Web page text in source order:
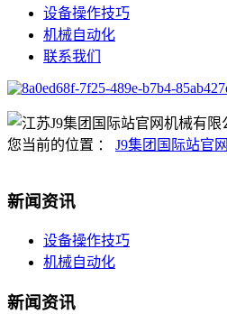
设备操作技巧
机械自动化
联系我们
您当前的位置 ： J9集团国际站官网
新闻资讯
设备操作技巧
机械自动化
新闻资讯